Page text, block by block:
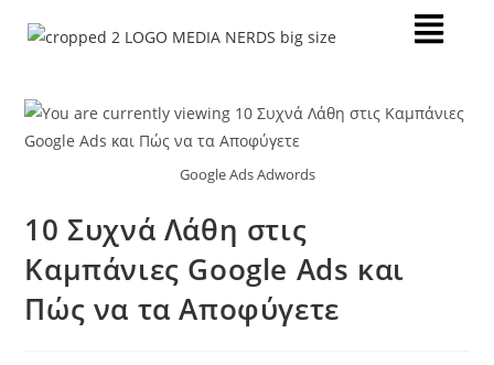
Google Ads Adwords
10 Συχνά Λάθη στις
Καμπάνιες Google Ads και
Πώς να τα Αποφύγετε